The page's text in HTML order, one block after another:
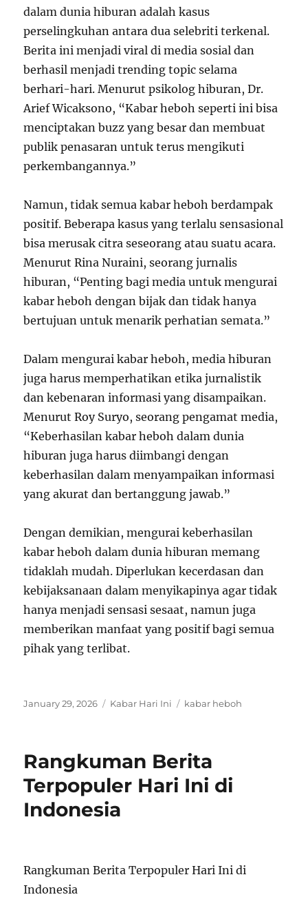
dalam dunia hiburan adalah kasus
perselingkuhan antara dua selebriti terkenal.
Berita ini menjadi viral di media sosial dan
berhasil menjadi trending topic selama
berhari-hari. Menurut psikolog hiburan, Dr.
Arief Wicaksono, “Kabar heboh seperti ini bisa
menciptakan buzz yang besar dan membuat
publik penasaran untuk terus mengikuti
perkembangannya.”
Namun, tidak semua kabar heboh berdampak
positif. Beberapa kasus yang terlalu sensasional
bisa merusak citra seseorang atau suatu acara.
Menurut Rina Nuraini, seorang jurnalis
hiburan, “Penting bagi media untuk mengurai
kabar heboh dengan bijak dan tidak hanya
bertujuan untuk menarik perhatian semata.”
Dalam mengurai kabar heboh, media hiburan
juga harus memperhatikan etika jurnalistik
dan kebenaran informasi yang disampaikan.
Menurut Roy Suryo, seorang pengamat media,
“Keberhasilan kabar heboh dalam dunia
hiburan juga harus diimbangi dengan
keberhasilan dalam menyampaikan informasi
yang akurat dan bertanggung jawab.”
Dengan demikian, mengurai keberhasilan
kabar heboh dalam dunia hiburan memang
tidaklah mudah. Diperlukan kecerdasan dan
kebijaksanaan dalam menyikapinya agar tidak
hanya menjadi sensasi sesaat, namun juga
memberikan manfaat yang positif bagi semua
pihak yang terlibat.
Posted
January 29, 2026 Categories
Kabar Hari Ini Tags
kabar heboh
Rangkuman Berita
Terpopuler Hari Ini di
Indonesia
Rangkuman Berita Terpopuler Hari Ini di
Indonesia